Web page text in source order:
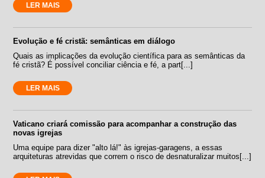
LER MAIS
Evolução e fé cristã: semânticas em diálogo
Quais as implicações da evolução científica para as semânticas da
fé cristã? É possível conciliar ciência e fé, a part[...]
LER MAIS
Vaticano criará comissão para acompanhar a construção das
novas igrejas
Uma equipe para dizer "alto lá!" às igrejas-garagens, a essas
arquiteturas atrevidas que correm o risco de desnaturalizar muitos[...]